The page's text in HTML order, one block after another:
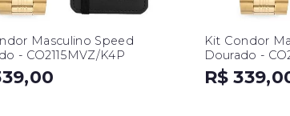
Masculino Speed
- CO2115MVZ/K4P
Kit Condor
Dourado -
R$